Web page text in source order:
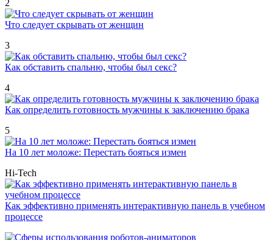
2
Что следует скрывать от женщин
3
Как обставить спальню, чтобы был секс?
4
Как определить готовность мужчины к заключению брака
5
На 10 лет моложе: Перестать бояться измен
Hi-Tech
Как эффективно применять интерактивную панель в учебном
процессе